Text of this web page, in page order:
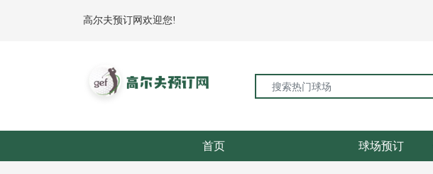
高尔夫预订网欢迎您!
首页 球场预订